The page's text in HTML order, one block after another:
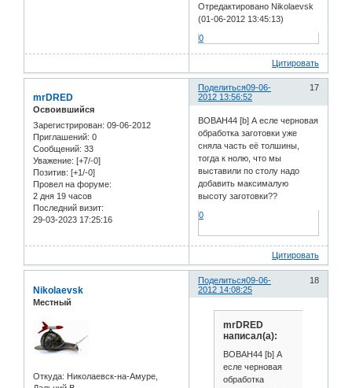
Отредактировано Nikolaevsk
(01-06-2012 13:45:13)
0
Цитировать
Поделиться 17
09-06-
2012 13:56:52
mrDRED
Освоившийся
Зарегистрирован: 09-06-2012
Приглашений: 0
Сообщений: 33
Уважение: [+7/-0]
Позитив: [+1/-0]
Провел на форуме:
2 дня 19 часов
Последний визит:
29-03-2023 17:25:16
BOBAH44 [b] А есле черновая
обработка заготовки уже
сняла часть её толшины,
тогда к нолю, что мы
выставили по столу надо
добавить максималую
высоту заготовки??
0
Цитировать
Поделиться 18
09-06-
2012 14:08:25
Nikolaevsk
Местный
Откуда: Николаевск-на-Амуре,
mrDRED
написал(а):
BOBAH44 [b] А
есле черновая
обработка